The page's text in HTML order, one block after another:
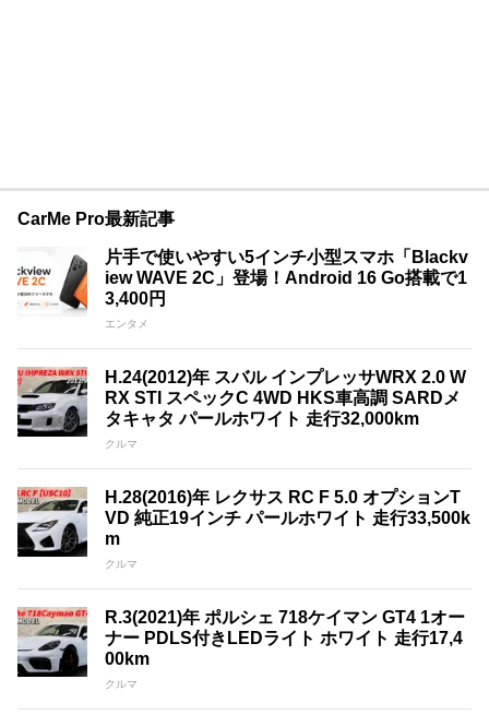
CarMe Pro最新記事
片手で使いやすい5インチ小型スマホ「Blackv
iew WAVE 2C」登場！Android 16 Go搭載で1
3,400円
エンタメ
H.24(2012)年 スバル インプレッサWRX 2.0 W
RX STI スペックC 4WD HKS車高調 SARDメ
タキャタ パールホワイト 走行32,000km
クルマ
H.28(2016)年 レクサス RC F 5.0 オプションT
VD 純正19インチ パールホワイト 走行33,500k
m
クルマ
R.3(2021)年 ポルシェ 718ケイマン GT4 1オー
ナー PDLS付きLEDライト ホワイト 走行17,4
00km
クルマ